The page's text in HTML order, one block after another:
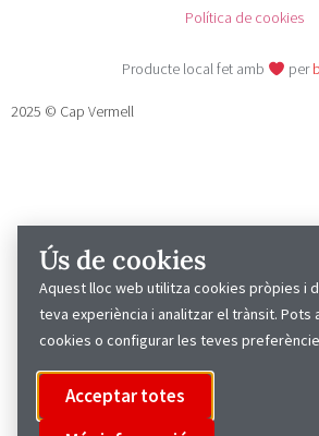
Política de cookies
Producte local fet amb per
2025 © Cap Vermell
Ús de cookies
Aquest lloc web utilitza cookies pròpies i
teva experiència i analitzar el trànsit.
cookies o configurar les teves
Acceptar totes